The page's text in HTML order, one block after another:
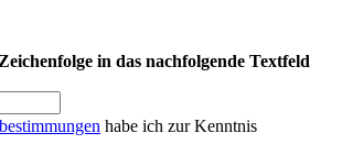
in das nachfolgende Textfeld
habe ich zur Kenntnis